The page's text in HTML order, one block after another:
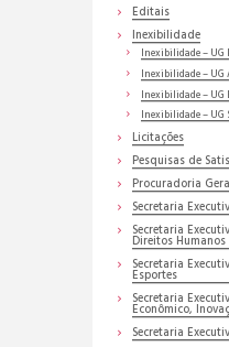
Editais
Inexibilidade
Inexibilidade – UG
Inexibilidade –
Inexibilidade – UG
Inexibilidade – UG
Licitações
Pesquisas de
Procuradoria
Secretaria
Secretaria
Direitos Humanos
Secretaria
Esportes
Secretaria
Econômico,
Secretaria